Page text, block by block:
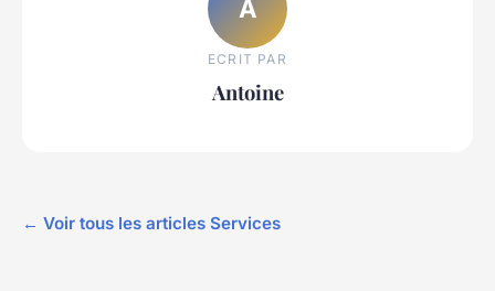
A
ECRIT PAR
Antoine
← Voir tous les articles Services